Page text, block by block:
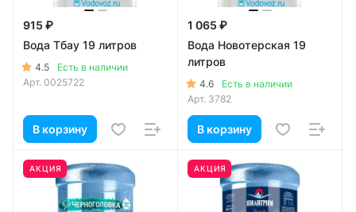
915 ₽
Вода Тбау 19 литров
4.5
Есть в наличии
Арт. 0025722
В корзину
1 065 ₽
Вода Новотерская 19
литров
4.6
Есть в наличии
Арт. 3782
В корзину
АКЦИЯ АКЦИЯ